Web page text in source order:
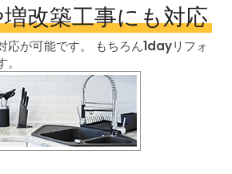
改築工事にも対応
応が可能です。
もちろん1dayリフォ